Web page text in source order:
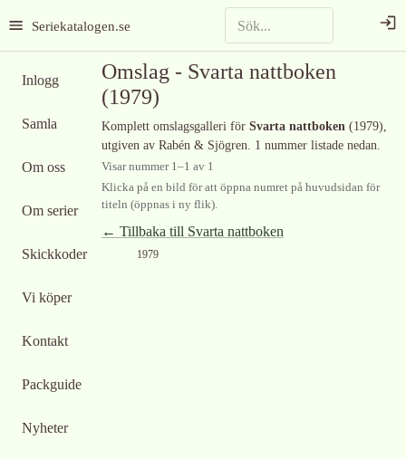
Seriekatalogen.se
Inlogg
Samla
Om oss
Om serier
Skickkoder
Vi köper
Kontakt
Packguide
Nyheter
Omslag - Svarta nattboken
(1979)
Komplett omslagsgalleri för Svarta nattboken (1979),
utgiven av Rabén & Sjögren. 1 nummer listade nedan.
Visar nummer 1–1 av 1
Klicka på en bild för att öppna numret på huvudsidan för
titeln (öppnas i ny flik).
← Tillbaka till Svarta nattboken
1979